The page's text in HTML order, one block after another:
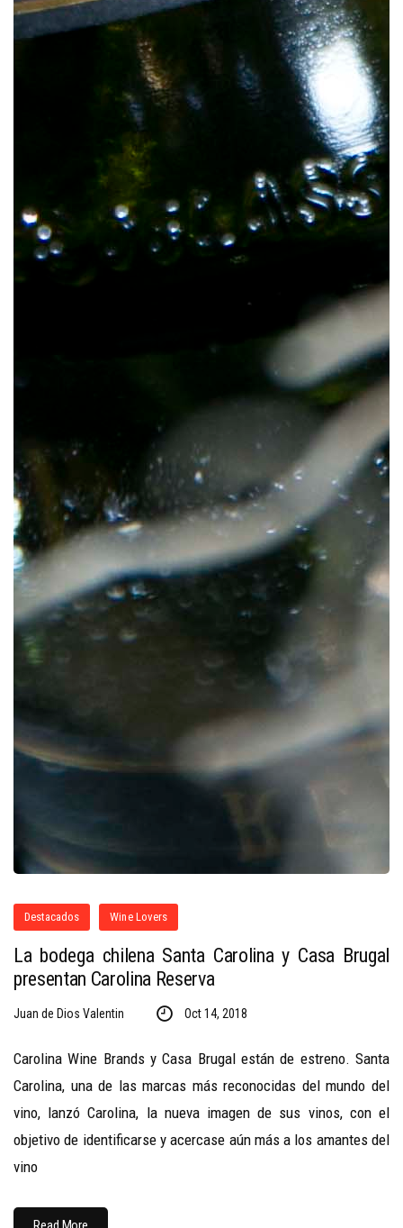
Destacados Wine Lovers
La bodega chilena Santa Carolina y Casa Brugal
presentan Carolina Reserva
Juan de Dios Valentin Oct 14, 2018
Carolina Wine Brands y Casa Brugal están de estreno. Santa
Carolina, una de las marcas más reconocidas del mundo del
vino, lanzó Carolina, la nueva imagen de sus vinos, con el
objetivo de identificarse y acercase aún más a los amantes del
vino